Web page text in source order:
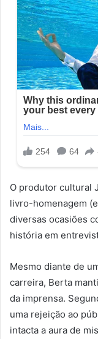
O produtor cultural
livro-homenagem
diversas ocasiões
história em
Mesmo diante de
carreira, Berta
da imprensa.
uma rejeição ao
intacta a aura de